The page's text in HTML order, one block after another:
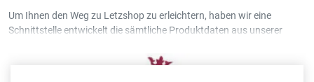
Um Ihnen den Weg zu Letzshop zu erleichtern, haben wir eine
Schnittstelle entwickelt die sämtliche Produktdaten aus unserer
einzige Voraussetzung ist, dass Sie über einen